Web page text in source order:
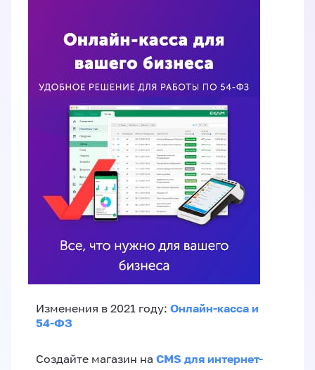
Изменения в 2021 году: Онлайн-касса и
54-ФЗ
Создайте магазин на CMS для интернет-